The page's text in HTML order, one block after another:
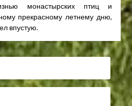
монастырских птиц и
прекрасному летнему дню,
впустую.